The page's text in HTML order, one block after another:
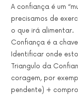
A confiança é um
precisamos de
o que irá alimentar.
Confiança é a
Identificar onde
Triangulo da
coragem, por
pendente) +